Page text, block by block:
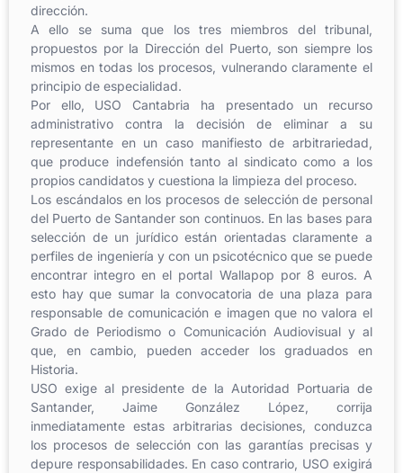
dirección.
A ello se suma que los tres miembros del tribunal,
propuestos por la Dirección del Puerto, son siempre los
mismos en todas los procesos, vulnerando claramente el
principio de especialidad.
Por ello, USO Cantabria ha presentado un recurso
administrativo contra la decisión de eliminar a su
representante en un caso manifiesto de arbitrariedad,
que produce indefensión tanto al sindicato como a los
propios candidatos y cuestiona la limpieza del proceso.
Los escándalos en los procesos de selección de personal
del Puerto de Santander son continuos. En las bases para
selección de un jurídico están orientadas claramente a
perfiles de ingeniería y con un psicotécnico que se puede
encontrar integro en el portal Wallapop por 8 euros. A
esto hay que sumar la convocatoria de una plaza para
responsable de comunicación e imagen que no valora el
Grado de Periodismo o Comunicación Audiovisual y al
que, en cambio, pueden acceder los graduados en
Historia.
USO exige al presidente de la Autoridad Portuaria de
Santander, Jaime González López, corrija
inmediatamente estas arbitrarias decisiones, conduzca
los procesos de selección con las garantías precisas y
depure responsabilidades. En caso contrario, USO exigirá